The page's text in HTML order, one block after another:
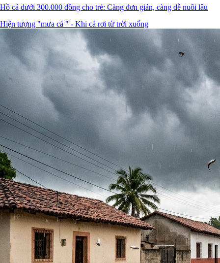
Hồ cá dưới 300.000 đồng cho trẻ: Càng đơn giản, càng dễ nuôi lâu
Hiện tượng "mưa cá " - Khi cá rơi từ trời xuống